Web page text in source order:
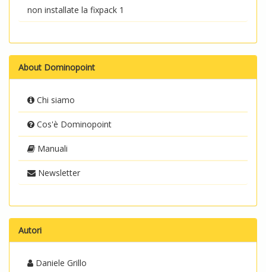
non installate la fixpack 1
About Dominopoint
Chi siamo
Cos'è Dominopoint
Manuali
Newsletter
Autori
Daniele Grillo